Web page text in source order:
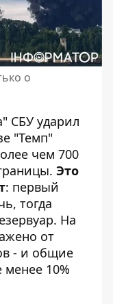
о
СБУ ударил
"Темп"
чем 700
Это
: первый
тогда
На
от
- и общие
менее 10%